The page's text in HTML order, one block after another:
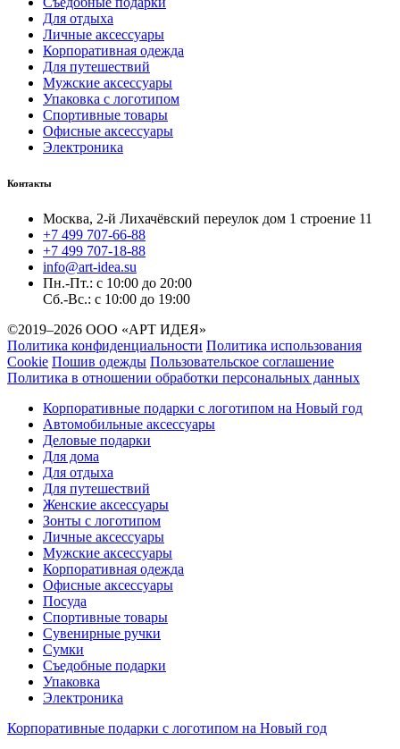
Для отдыха
Личные аксессуары
Корпоративная одежда
Для путешествий
Мужские аксессуары
Упаковка с логотипом
Спортивные товары
Офисные аксессуары
Электроника
Контакты
Москва, 2-й Лихачёвский переулок дом 1 строение 11
+7 499 707-66-88
+7 499 707-18-88
info@art-idea.su
Пн.-Пт.: с 10:00 до 20:00
Сб.-Вс.: с 10:00 до 19:00
©2019–2026 ООО «АРТ ИДЕЯ»
Политика конфиденциальности Политика использования
Cookie Пошив одежды Пользовательское соглашение
Политика в отношении обработки персональных данных
Корпоративные подарки с логотипом на Новый год
Автомобильные аксессуары
Деловые подарки
Для дома
Для отдыха
Для путешествий
Женские аксессуары
Зонты с логотипом
Личные аксессуары
Мужские аксессуары
Корпоративная одежда
Офисные аксессуары
Посуда
Спортивные товары
Сувенирные ручки
Сумки
Съедобные подарки
Упаковка
Электроника
Корпоративные подарки с логотипом на Новый год